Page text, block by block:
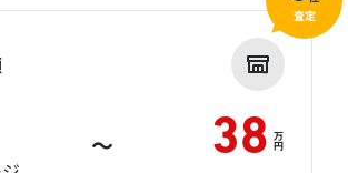
～ 38 万
円
査定